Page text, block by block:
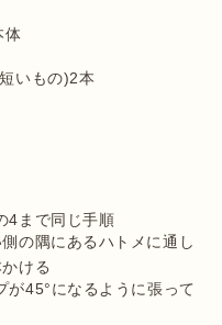
体
いもの)2本
4まで同じ手順
の隅にあるハトメに通し
ける
が45°になるように張って